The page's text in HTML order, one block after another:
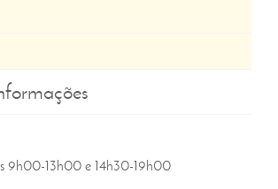
9h00-13h00 e 14h30-19h00